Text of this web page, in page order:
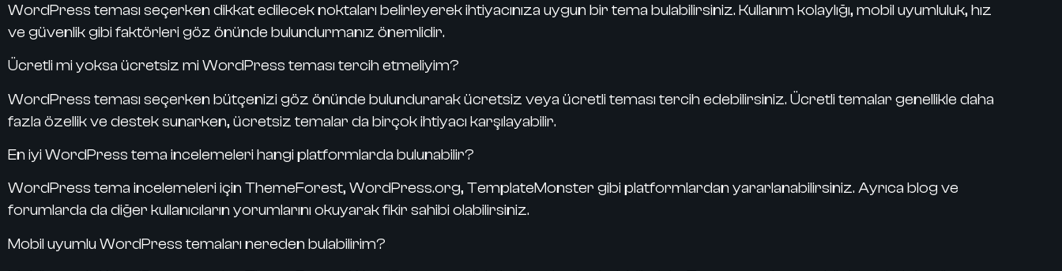
WordPress teması seçerken dikkat edilecek noktaları belirleyerek ihtiyacınıza uygun bir tema bulabilirsiniz. Kullanım kolaylığı, mobil uyumluluk, hız
ve güvenlik gibi faktörleri göz önünde bulundurmanız önemlidir.
Ücretli mi yoksa ücretsiz mi WordPress teması tercih etmeliyim?
WordPress teması seçerken bütçenizi göz önünde bulundurarak ücretsiz veya ücretli teması tercih edebilirsiniz. Ücretli temalar genellikle daha
fazla özellik ve destek sunarken, ücretsiz temalar da birçok ihtiyacı karşılayabilir.
En iyi WordPress tema incelemeleri hangi platformlarda bulunabilir?
WordPress tema incelemeleri için ThemeForest, WordPress.org, TemplateMonster gibi platformlardan yararlanabilirsiniz. Ayrıca blog ve
forumlarda da diğer kullanıcıların yorumlarını okuyarak fikir sahibi olabilirsiniz.
Mobil uyumlu WordPress temaları nereden bulabilirim?